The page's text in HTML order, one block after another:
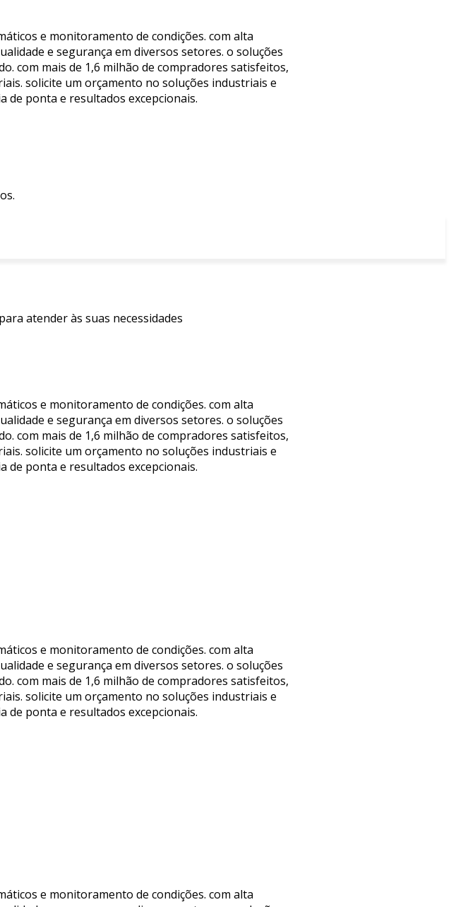
e monitoramento de condições. com alta
e segurança em diversos setores. o soluções
com mais de 1,6 milhão de compradores satisfeitos,
solicite um orçamento no soluções industriais e
de ponta e resultados excepcionais.
atender às suas necessidades
e monitoramento de condições. com alta
e segurança em diversos setores. o soluções
com mais de 1,6 milhão de compradores satisfeitos,
solicite um orçamento no soluções industriais e
de ponta e resultados excepcionais.
e monitoramento de condições. com alta
e segurança em diversos setores. o soluções
com mais de 1,6 milhão de compradores satisfeitos,
solicite um orçamento no soluções industriais e
de ponta e resultados excepcionais.
e monitoramento de condições. com alta